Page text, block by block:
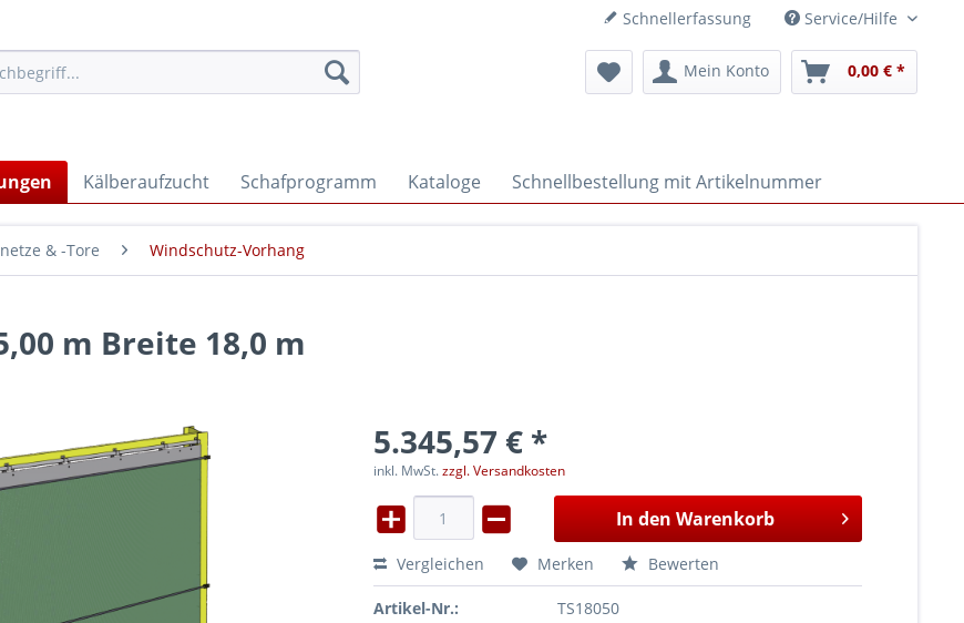
Schnellerfassung Service/Hilfe
Mein Konto 0,00 € *
Kälberaufzucht Schafprogramm Kataloge Schnellbestellung mit Artikelnummer
& -Tore Windschutz-Vorhang
m Breite 18,0 m
5.345,57 € *
inkl. MwSt.zzgl. Versandkosten
In den Warenkorb
Vergleichen Merken Bewerten
Artikel-Nr.:
TS18050